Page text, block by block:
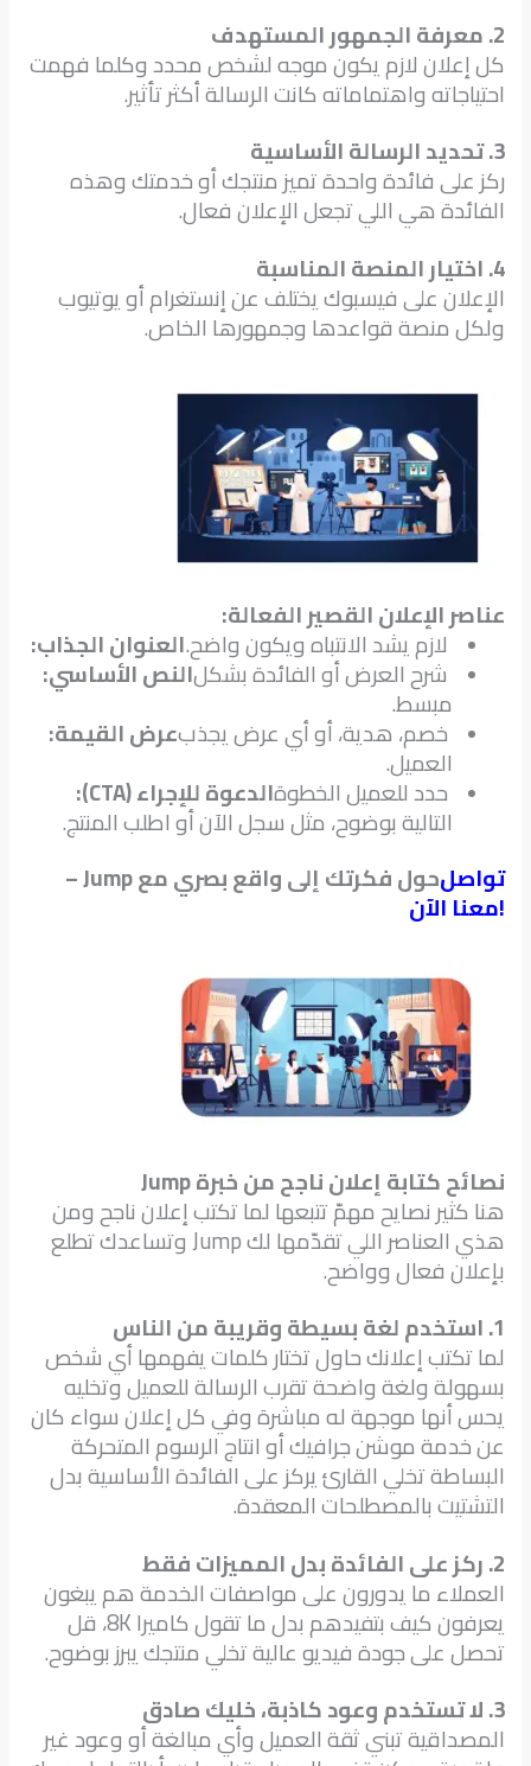
2. معرفة الجمهور المستهدف
كل إعلان لازم يكون موجه لشخص محدد وكلما فهمت
احتياجاته واهتماماته كانت الرسالة أكثر تأثير.
3. تحديد الرسالة الأساسية
ركز على فائدة واحدة تميز منتجك أو خدمتك وهذه
الفائدة هي اللي تجعل الإعلان فعال.
4. اختيار المنصة المناسبة
الإعلان على فيسبوك يختلف عن إنستغرام أو يوتيوب
ولكل منصة قواعدها وجمهورها الخاص.
عناصر الإعلان القصير الفعالة:
العنوان الجذاب:لازم يشد الانتباه ويكون واضح.
النص الأساسي:شرح العرض أو الفائدة بشكل
مبسط.
عرض القيمة:خصم، هدية، أو أي عرض يجذب
العميل.
الدعوة للإجراء (CTA):حدد للعميل الخطوة
التالية بوضوح، مثل سجل الآن أو اطلب المنتج.
حول فكرتك إلى واقع بصري مع Jump –تواصل
معنا الآن!
نصائح كتابة إعلان ناجح من خبرة Jump
هنا كثير نصايح مهمّ تتبعها لما تكتب إعلان ناجح ومن
هذي العناصر اللي تقدّمها لك Jump وتساعدك تطلع
بإعلان فعال وواضح.
1. استخدم لغة بسيطة وقريبة من الناس
لما تكتب إعلانك حاول تختار كلمات يفهمها أي شخص
بسهولة ولغة واضحة تقرب الرسالة للعميل وتخليه
يحس أنها موجهة له مباشرة وفي كل إعلان سواء كان
عن خدمة موشن جرافيك أو انتاج الرسوم المتحركة
البساطة تخلي القارئ يركز على الفائدة الأساسية بدل
التشتيت بالمصطلحات المعقدة.
2. ركز على الفائدة بدل المميزات فقط
العملاء ما يدورون على مواصفات الخدمة هم يبغون
يعرفون كيف بتفيدهم بدل ما تقول كاميرا 8K، قل
تحصل على جودة فيديو عالية تخلي منتجك يبرز بوضوح.
3. لا تستخدم وعود كاذبة، خليك صادق
المصداقية تبني ثقة العميل وأي مبالغة أو وعود غير